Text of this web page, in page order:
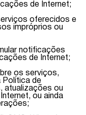
de Internet;
oferecidos e
impróprios ou
notificações
de Internet;
os serviços,
Política de
atualizações ou
ou ainda